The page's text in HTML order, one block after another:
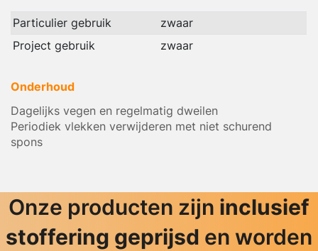
Particulier gebruik
zwaar
Project gebruik
zwaar
Onderhoud
Dagelijks vegen en regelmatig dweilen
Periodiek vlekken verwijderen met niet schurend
spons
Onze producten zijn inclusief
stoffering geprijsd en worden